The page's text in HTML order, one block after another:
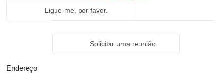
Ligue-me, por favor.
Solicitar uma reunião
Endereço